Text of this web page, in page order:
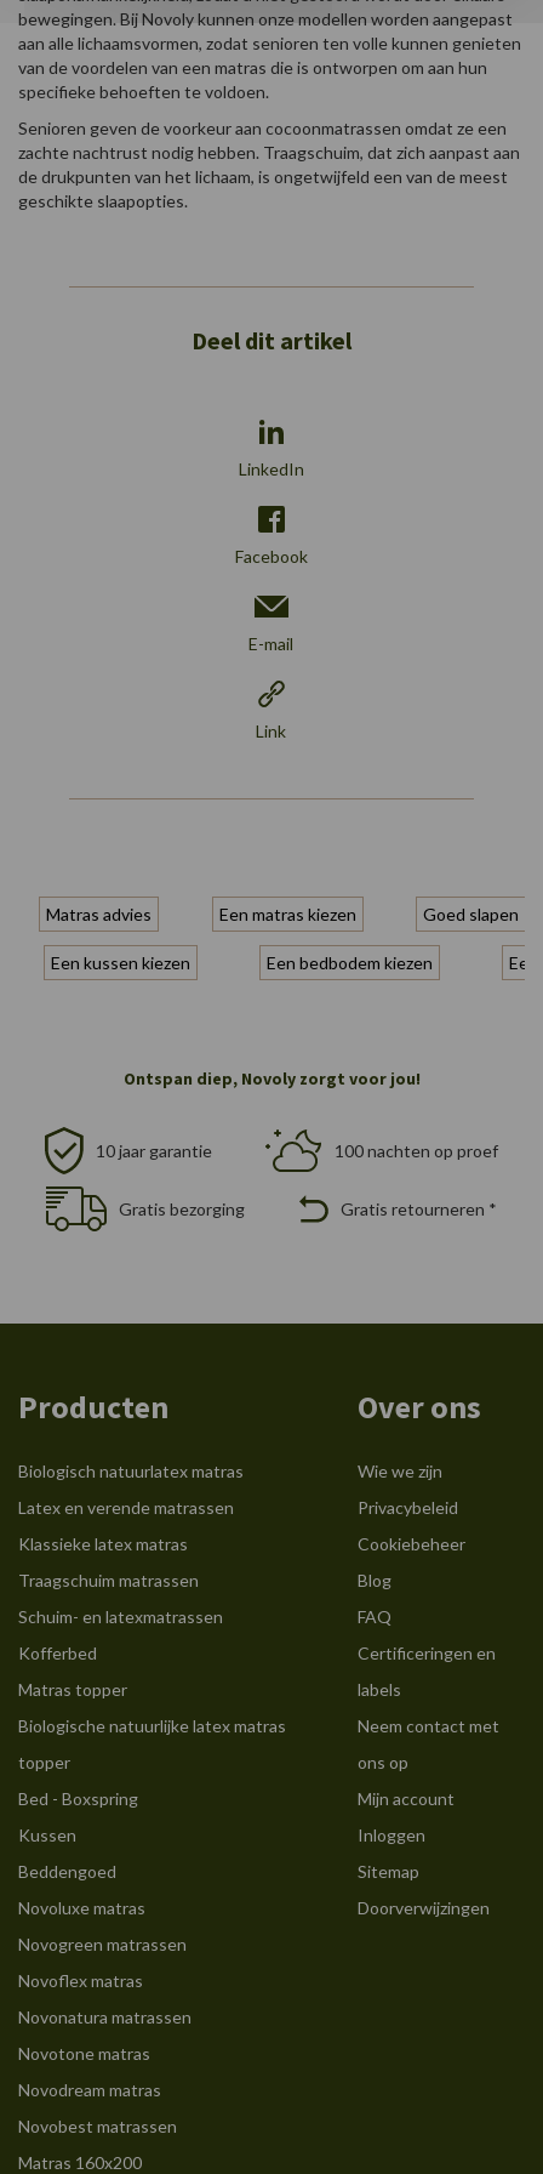
bewegingen. Bij Novoly kunnen onze modellen worden aangepast
aan alle lichaamsvormen, zodat senioren ten volle kunnen genieten
van de voordelen van een matras die is ontworpen om aan hun
specifieke behoeften te voldoen.
Senioren geven de voorkeur aan cocoonmatrassen omdat ze een
zachte nachtrust nodig hebben. Traagschuim, dat zich aanpast aan
de drukpunten van het lichaam, is ongetwijfeld een van de meest
geschikte slaapopties.
Deel dit artikel
LinkedIn
Facebook
E-mail
Link
Matras advies Een matras kiezen Goed slapen
Een kussen kiezen Een bedbodem kiezen Een
Ontspan diep, Novoly zorgt voor jou!
10 jaar garantie 100 nachten op proef
Gratis bezorging Gratis retourneren *
Producten
Biologisch natuurlatex matras
Latex en verende matrassen
Klassieke latex matras
Traagschuim matrassen
Schuim- en latexmatrassen
Kofferbed
Matras topper
Biologische natuurlijke latex matras
topper
Bed - Boxspring
Kussen
Beddengoed
Novoluxe matras
Novogreen matrassen
Novoflex matras
Novonatura matrassen
Novotone matras
Novodream matras
Novobest matrassen
Matras 160x200
Over ons
Wie we zijn
Privacybeleid
Cookiebeheer
Blog
FAQ
Certificeringen en
labels
Neem contact met
ons op
Mijn account
Inloggen
Sitemap
Doorverwijzingen